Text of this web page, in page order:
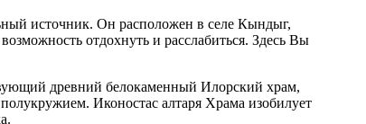
источник. Он расположен в селе Кындыг,
отдохнуть и расслабиться. Здесь Вы
древний белокаменный Илорский храм,
Иконостас алтаря Храма изобилует